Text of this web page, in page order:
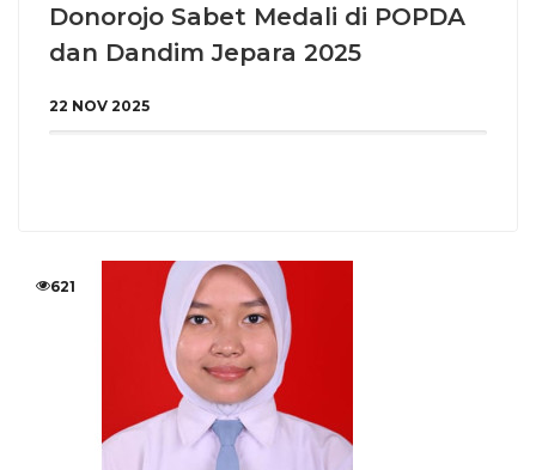
Donorojo Sabet Medali di POPDA
dan Dandim Jepara 2025
22 NOV 2025
621